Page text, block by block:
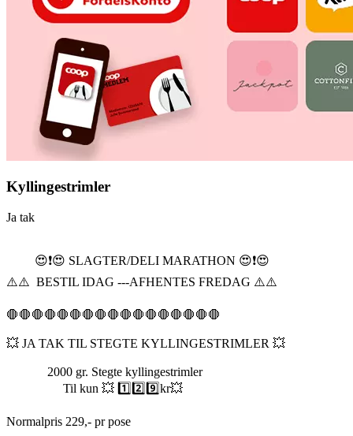
Kyllingestrimler
Ja tak
😍❗️😍 SLAGTER/DELI MARATHON 😍❗️😍
⚠️⚠️ BESTIL IDAG ---AFHENTES FREDAG ⚠️⚠️
🛑🛑🛑🛑🛑🛑🛑🛑🛑🛑🛑🛑🛑🛑🛑🛑🛑
💥 JA TAK TIL STEGTE KYLLINGESTRIMLER 💥
2000 gr. Stegte kyllingestrimler
Til kun 💥 1️⃣2️⃣9️⃣kr💥
Normalpris 229,- pr pose